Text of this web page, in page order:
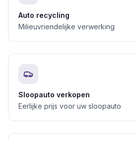
Auto recycling
Milieuvriendelijke verwerking
Sloopauto verkopen
Eerlijke prijs voor uw sloopauto